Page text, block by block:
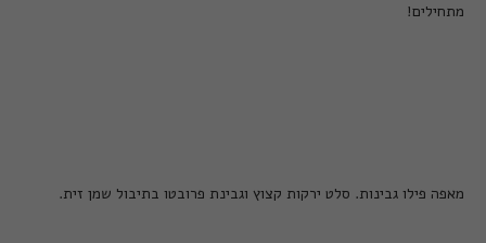
מתחילים!
מאפה פילו גבינות. סלט ירקות קצוץ וגבינת פרובטו בתיבול שמן זית.